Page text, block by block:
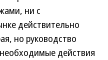
ни с
действительно
но руководство
действия